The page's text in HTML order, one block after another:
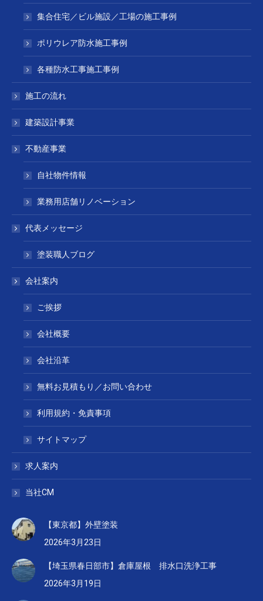
集合住宅／ビル施設／工場の施工事例
ポリウレア防水施工事例
各種防水工事施工事例
施工の流れ
建築設計事業
不動産事業
自社物件情報
業務用店舗リノベーション
代表メッセージ
塗装職人ブログ
会社案内
ご挨拶
会社概要
会社沿革
無料お見積もり／お問い合わせ
利用規約・免責事項
サイトマップ
求人案内
当社CM
【東京都】外壁塗装
2026年3月23日
【埼玉県春日部市】倉庫屋根 排水口洗浄工事
2026年3月19日